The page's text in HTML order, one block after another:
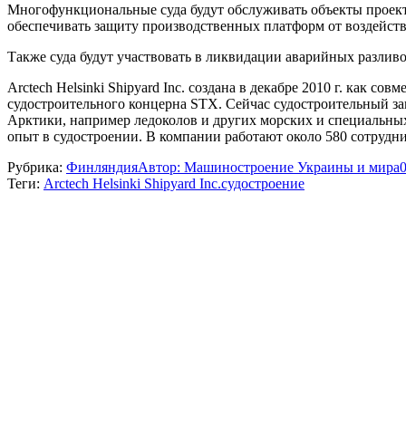
Многофункциональные суда будут обслуживать объекты
обеспечивать защиту производственных платформ от
Также суда будут участвовать в ликвидации аварийных
Arctech Helsinki Shipyard Inc. создана в декабре 2010 г. как
судостроительного концерна STX. Сейчас судостроительный
Арктики, например ледоколов и других морских и
опыт в судостроении. В компании работают около 580
Рубрика: ФинляндияАвтор: Машиностроение Украины и мира
Теги: Arctech Helsinki Shipyard Inc.судостроение